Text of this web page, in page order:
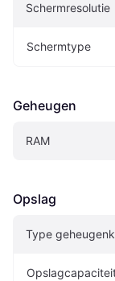
Schermresolutie
Schermtype
Geheugen
RAM
Opslag
Type